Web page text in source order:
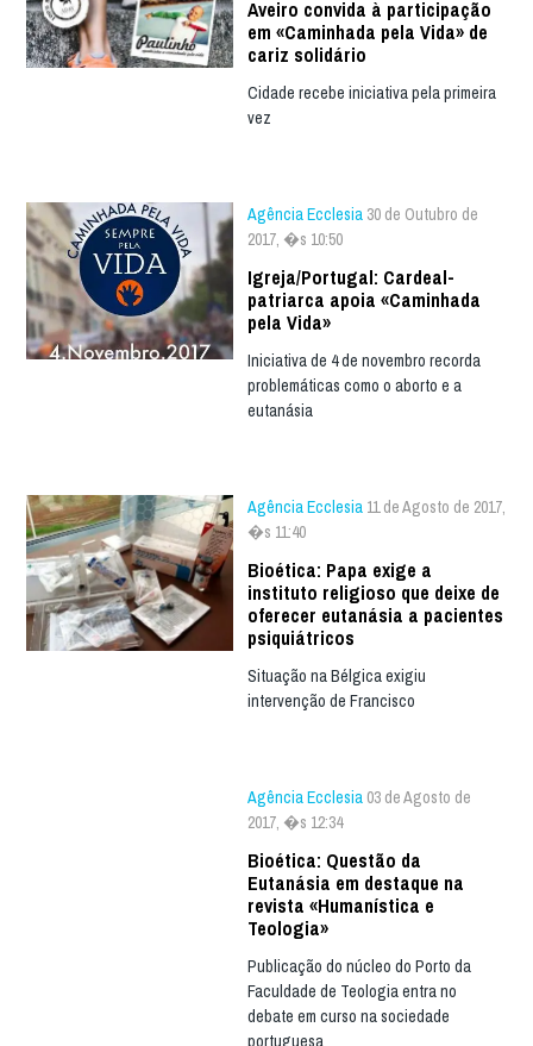
Aveiro convida à participação
em «Caminhada pela Vida» de
cariz solidário
Cidade recebe iniciativa pela primeira
vez
Agência Ecclesia 30 de Outubro de
2017, �s 10:50
Igreja/Portugal: Cardeal-
patriarca apoia «Caminhada
pela Vida»
Iniciativa de 4 de novembro recorda
problemáticas como o aborto e a
eutanásia
Agência Ecclesia 11 de Agosto de 2017,
�s 11:40
Bioética: Papa exige a
instituto religioso que deixe de
oferecer eutanásia a pacientes
psiquiátricos
Situação na Bélgica exigiu
intervenção de Francisco
Agência Ecclesia 03 de Agosto de
2017, �s 12:34
Bioética: Questão da
Eutanásia em destaque na
revista «Humanística e
Teologia»
Publicação do núcleo do Porto da
Faculdade de Teologia entra no
debate em curso na sociedade
portuguesa